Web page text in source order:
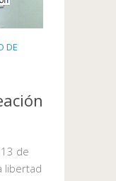
DE
de
libertad